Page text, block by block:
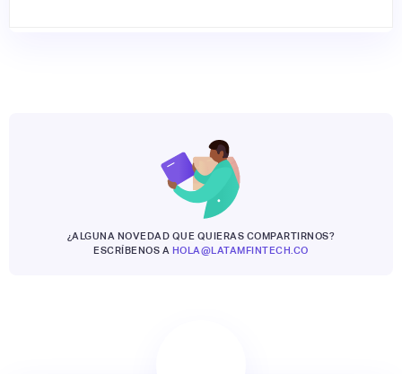
¿ALGUNA NOVEDAD QUE QUIERAS COMPARTIRNOS?
ESCRÍBENOS A HOLA@LATAMFINTECH.CO